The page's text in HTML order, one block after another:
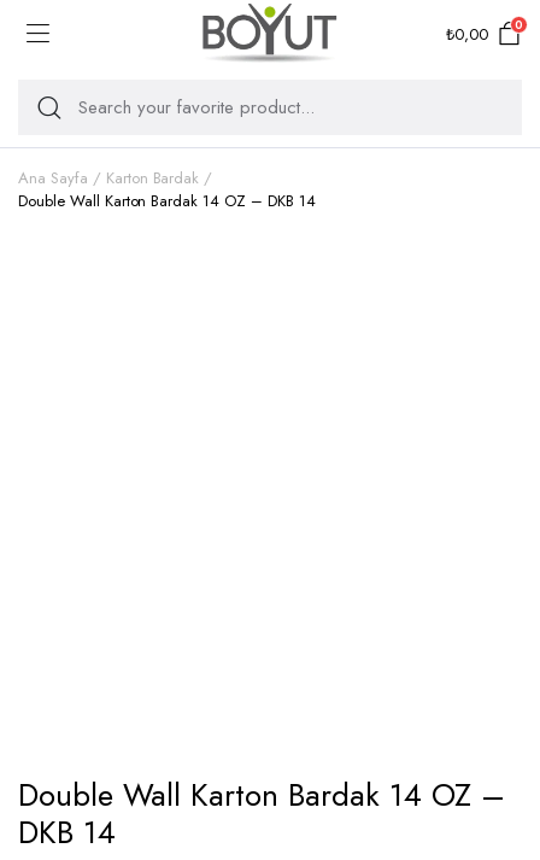
₺0,00 0
Ana Sayfa
Karton Bardak
Double Wall Karton Bardak 14 OZ – DKB 14
Double Wall Karton Bardak 14 OZ –
DKB 14